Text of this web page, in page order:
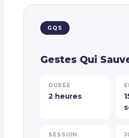
GQS
Gestes Qui
DURÉE
2 heures
SESSION